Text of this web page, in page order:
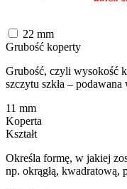
22 mm
Grubość koperty
Grubość, czyli wysokość
szczytu szkła –
11 mm
Koperta
Kształt
Określa formę, w jakiej
np. okrągłą, kwadratową,